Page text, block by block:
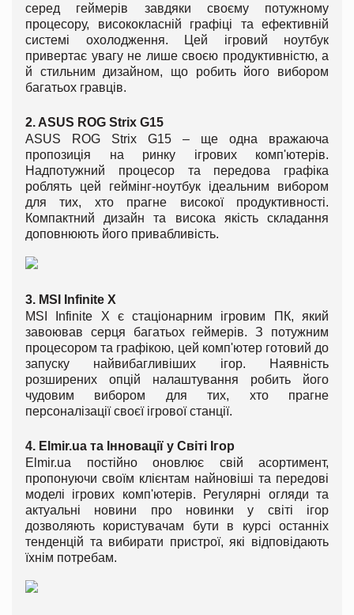
серед геймерів завдяки своєму потужному
процесору, висококласній графіці та ефективній
системі охолодження. Цей ігровий ноутбук
привертає увагу не лише своєю продуктивністю, а
й стильним дизайном, що робить його вибором
багатьох гравців.
2. ASUS ROG Strix G15
ASUS ROG Strix G15 – ще одна вражаюча
пропозиція на ринку ігрових комп'ютерів.
Надпотужний процесор та передова графіка
роблять цей геймінг-ноутбук ідеальним вибором
для тих, хто прагне високої продуктивності.
Компактний дизайн та висока якість складання
доповнюють його привабливість.
3. MSI Infinite X
MSI Infinite X є стаціонарним ігровим ПК, який
завоював серця багатьох геймерів. З потужним
процесором та графікою, цей комп'ютер готовий до
запуску найвибагливіших ігор. Наявність
розширених опцій налаштування робить його
чудовим вибором для тих, хто прагне
персоналізації своєї ігрової станції.
4. Elmir.ua та Інновації у Світі Ігор
Elmir.ua постійно оновлює свій асортимент,
пропонуючи своїм клієнтам найновіші та передові
моделі ігрових комп'ютерів. Регулярні огляди та
актуальні новини про новинки у світі ігор
дозволяють користувачам бути в курсі останніх
тенденцій та вибирати пристрої, які відповідають
їхнім потребам.